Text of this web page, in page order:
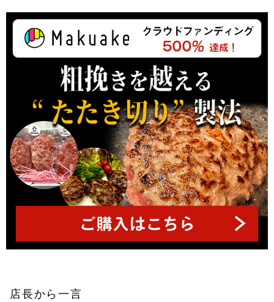
ト
ッ
へ
店長から一言